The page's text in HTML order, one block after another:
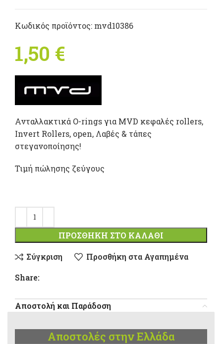
Κωδικός προϊόντος: mvd10386
1,50 €
Ανταλλακτικά O-rings για MVD κεφαλές rollers,
Invert Rollers, open, Λαβές & τάπες
στεγανοποίησης!
Τιμή πώλησης ζεύγους
ΠΡΟΣΘΉΚΗ ΣΤΟ ΚΑΛΆΘΙ
Σύγκριση
Προσθήκη στα Αγαπημένα
Share:
Αποστολή και Παράδοση
Αποστολές στην Ελλάδα